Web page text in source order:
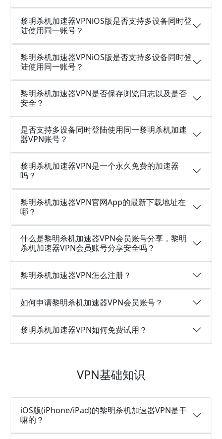
黎明杀机加速器VPNiOS版是否支持多设备同时登
陆使用同一账号？
黎明杀机加速器VPNiOS版是否支持多设备同时登
陆使用同一账号？
黎明杀机加速器VPN是否保存浏览日志以及是否
安全？
是否支持多设备同时登陆使用同一黎明杀机加速
器VPN账号？
黎明杀机加速器VPN是一个永久免费的加速器
吗？
黎明杀机加速器VPN官网App的最新下载地址在
哪？
什么是黎明杀机加速器VPN会员账号分享，黎明
杀机加速器VPN会员账号分享安全吗？
黎明杀机加速器VPN怎么注册？
如何申请黎明杀机加速器VPN会员账号？
黎明杀机加速器VPN如何免费试用？
VPN基础知识
iOS版(iPhone/iPad)的黎明杀机加速器VPN是干
嘛的？